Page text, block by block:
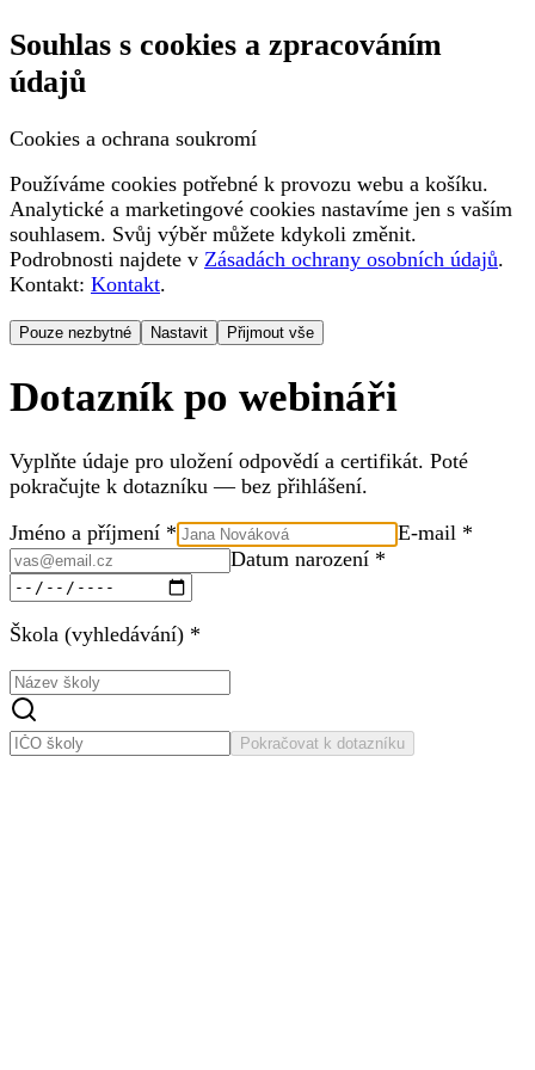
Souhlas s cookies a zpracováním
údajů
Cookies a ochrana soukromí
Používáme cookies potřebné k provozu webu a košíku.
Analytické a marketingové cookies nastavíme jen s vaším
souhlasem. Svůj výběr můžete kdykoli změnit.
Podrobnosti najdete v Zásadách ochrany osobních údajů.
Kontakt: Kontakt.
Pouze nezbytné Nastavit Přijmout vše
Dotazník po webináři
Vyplňte údaje pro uložení odpovědí a certifikát. Poté
pokračujte k dotazníku — bez přihlášení.
Jméno a příjmení *
E-mail *
Datum narození *
Škola (vyhledávání) *
Pokračovat k dotazníku